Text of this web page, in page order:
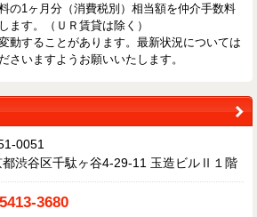
の1ヶ月分（消費税別）相当額を仲介手数料
ます。（ＵＲ賃貸は除く）
動することがあります。最新状況については
さいますようお願いいたします。
0051
都渋谷区千駄ヶ谷4-29-11 玉造ビルⅡ１階
3680